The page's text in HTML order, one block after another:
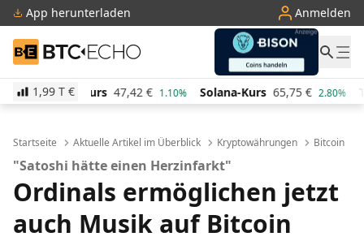
App herunterladen Anmelden
BTC-ECHO
1,99 T €
47,42 € 1.10% Solana-Kurs 65,75 € 2.80% TRON-Kurs
Startseite Aktuelle Artikel im Überblick Kryptowährungen Bitcoin
"Satoshi hätte einen Herzinfarkt"
Ordinals ermöglichen jetzt
auch Musik auf Bitcoin